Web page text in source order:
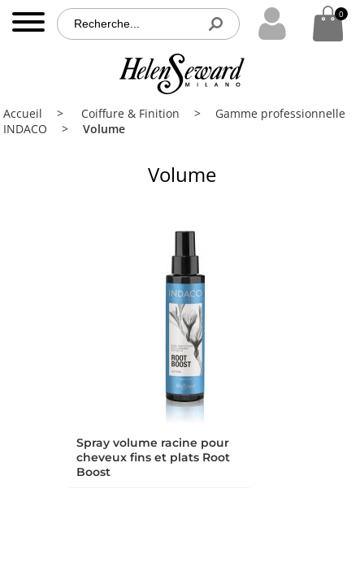
0
0
Nos
Accueil Coiffure & Finition
Gamme professionnelle
INDACO
Volume
Volume
Spray volume racine pour
cheveux fins et plats Root
Boost